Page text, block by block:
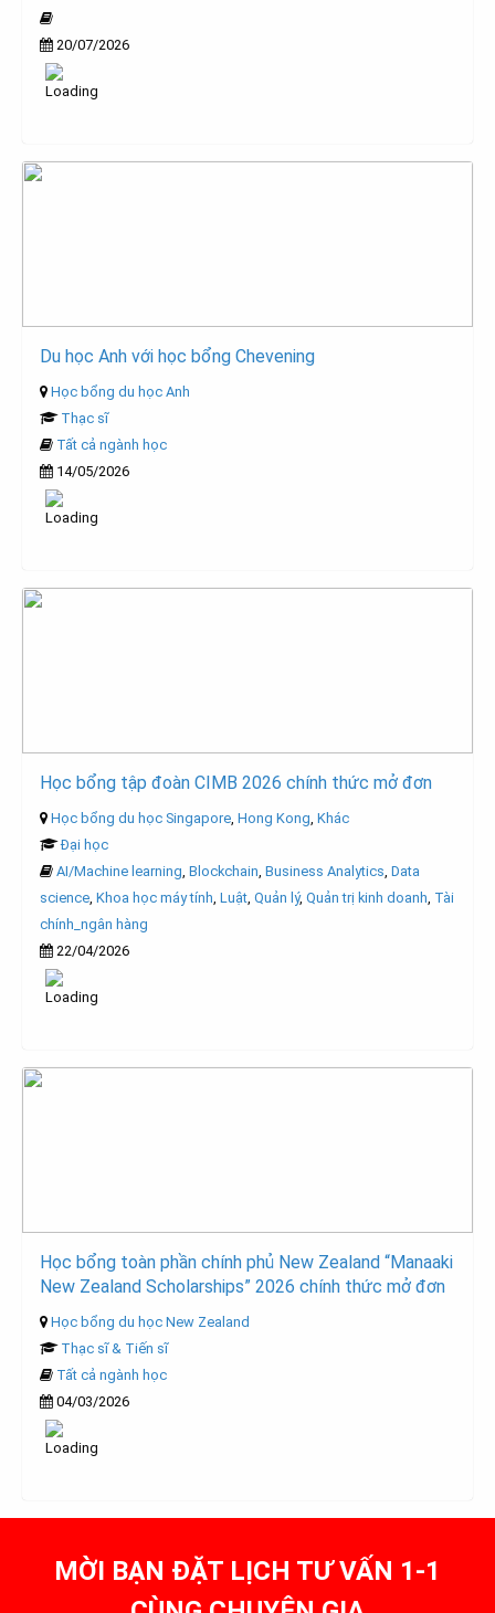
20/07/2026
Du học Anh với học bổng Chevening
Học bổng du học Anh
Thạc sĩ
Tất cả ngành học
14/05/2026
Học bổng tập đoàn CIMB 2026 chính thức mở đơn
Học bổng du học Singapore, Hong Kong, Khác
Đại học
AI/Machine learning, Blockchain, Business Analytics, Data
science, Khoa học máy tính, Luật, Quản lý, Quản trị kinh doanh, Tài
chính_ngân hàng
22/04/2026
Học bổng toàn phần chính phủ New Zealand “Manaaki
New Zealand Scholarships” 2026 chính thức mở đơn
Học bổng du học New Zealand
Thạc sĩ & Tiến sĩ
Tất cả ngành học
04/03/2026
MỜI BẠN ĐẶT LỊCH TƯ VẤN 1-1